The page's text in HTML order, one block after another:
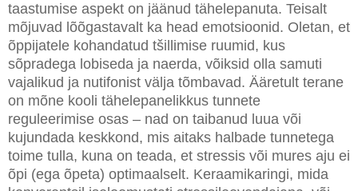
taastumise aspekt on jäänud tähelepanuta. Teisalt
mõjuvad lõõgastavalt ka head emotsioonid. Oletan, et
õppijatele kohandatud tšillimise ruumid, kus
sõpradega lobiseda ja naerda, võiksid olla samuti
vajalikud ja nutifonist välja tõmbavad. Ääretult terane
on mõne kooli tähelepanelikkus tunnete
reguleerimise osas – nad on taibanud luua või
kujundada keskkond, mis aitaks halbade tunnetega
toime tulla, kuna on teada, et stressis või mures aju ei
õpi (ega õpeta) optimaalselt. Keraamikaringi, mida